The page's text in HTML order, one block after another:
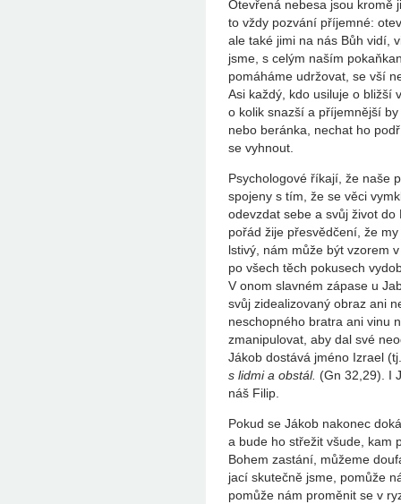
Otevřená nebesa jsou kromě
to vždy pozvání příjemné:
ale také jimi na nás Bůh vidí,
jsme, s celým naším
pomáháme udržovat, se vší
Asi každý, kdo usiluje o bližší
o kolik snazší a příjemnější
nebo beránka, nechat ho
se vyhnout.
Psychologové říkají, že naše
spojeny s tím, že se věci
odevzdat sebe a svůj život
pořád žije přesvědčení, že
lstivý, nám může být vzorem
po všech těch pokusech
V onom slavném zápase u
svůj zidealizovaný obraz ani
neschopného bratra ani vinu
zmanipulovat, aby dal své
Jákob dostává jméno Izrael
s lidmi a obstál. (Gn 32,29). I
náš Filip.
Pokud se Jákob nakonec
a bude ho střežit všude, kam
Bohem zastání, můžeme
jací skutečně jsme, pomůže
pomůže nám proměnit se v